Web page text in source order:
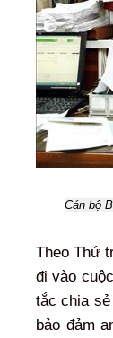
Cán bộ
Theo Thứ
đi vào
tắc chia
bảo đảm